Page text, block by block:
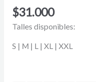
$31.000
Talles disponibles:
S | M | L | XL | XXL